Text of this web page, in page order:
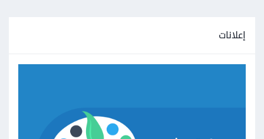
إعلانات